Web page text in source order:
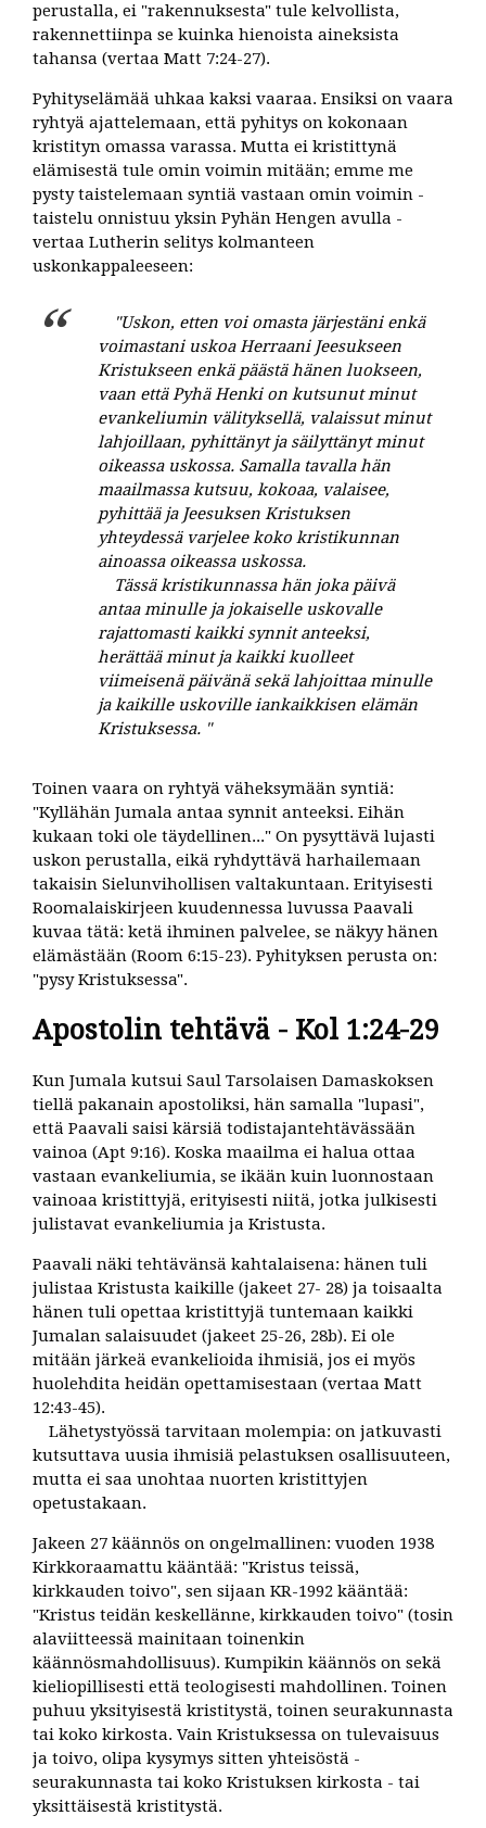
perustalla, ei "rakennuksesta" tule kelvollista,
rakennettiinpa se kuinka hienoista aineksista
tahansa (vertaa Matt 7:24-27).
Pyhityselämää uhkaa kaksi vaaraa. Ensiksi on vaara
ryhtyä ajattelemaan, että pyhitys on kokonaan
kristityn omassa varassa. Mutta ei kristittynä
elämisestä tule omin voimin mitään; emme me
pysty taistelemaan syntiä vastaan omin voimin -
taistelu onnistuu yksin Pyhän Hengen avulla -
vertaa Lutherin selitys kolmanteen
uskonkappaleeseen:
"Uskon, etten voi omasta järjestäni enkä
voimastani uskoa Herraani Jeesukseen
Kristukseen enkä päästä hänen luokseen,
vaan että Pyhä Henki on kutsunut minut
evankeliumin välityksellä, valaissut minut
lahjoillaan, pyhittänyt ja säilyttänyt minut
oikeassa uskossa. Samalla tavalla hän
maailmassa kutsuu, kokoaa, valaisee,
pyhittää ja Jeesuksen Kristuksen
yhteydessä varjelee koko kristikunnan
ainoassa oikeassa uskossa.
Tässä kristikunnassa hän joka päivä
antaa minulle ja jokaiselle uskovalle
rajattomasti kaikki synnit anteeksi,
herättää minut ja kaikki kuolleet
viimeisenä päivänä sekä lahjoittaa minulle
ja kaikille uskoville iankaikkisen elämän
Kristuksessa. "
Toinen vaara on ryhtyä väheksymään syntiä:
"Kyllähän Jumala antaa synnit anteeksi. Eihän
kukaan toki ole täydellinen..." On pysyttävä lujasti
uskon perustalla, eikä ryhdyttävä harhailemaan
takaisin Sielunvihollisen valtakuntaan. Erityisesti
Roomalaiskirjeen kuudennessa luvussa Paavali
kuvaa tätä: ketä ihminen palvelee, se näkyy hänen
elämästään (Room 6:15-23). Pyhityksen perusta on:
"pysy Kristuksessa".
Apostolin tehtävä - Kol 1:24-29
Kun Jumala kutsui Saul Tarsolaisen Damaskoksen
tiellä pakanain apostoliksi, hän samalla "lupasi",
että Paavali saisi kärsiä todistajantehtävässään
vainoa (Apt 9:16). Koska maailma ei halua ottaa
vastaan evankeliumia, se ikään kuin luonnostaan
vainoaa kristittyjä, erityisesti niitä, jotka julkisesti
julistavat evankeliumia ja Kristusta.
Paavali näki tehtävänsä kahtalaisena: hänen tuli
julistaa Kristusta kaikille (jakeet 27- 28) ja toisaalta
hänen tuli opettaa kristittyjä tuntemaan kaikki
Jumalan salaisuudet (jakeet 25-26, 28b). Ei ole
mitään järkeä evankelioida ihmisiä, jos ei myös
huolehdita heidän opettamisestaan (vertaa Matt
12:43-45).
Lähetystyössä tarvitaan molempia: on jatkuvasti
kutsuttava uusia ihmisiä pelastuksen osallisuuteen,
mutta ei saa unohtaa nuorten kristittyjen
opetustakaan.
Jakeen 27 käännös on ongelmallinen: vuoden 1938
Kirkkoraamattu kääntää: "Kristus teissä,
kirkkauden toivo", sen sijaan KR-1992 kääntää:
"Kristus teidän keskellänne, kirkkauden toivo" (tosin
alaviitteessä mainitaan toinenkin
käännösmahdollisuus). Kumpikin käännös on sekä
kieliopillisesti että teologisesti mahdollinen. Toinen
puhuu yksityisestä kristitystä, toinen seurakunnasta
tai koko kirkosta. Vain Kristuksessa on tulevaisuus
ja toivo, olipa kysymys sitten yhteisöstä -
seurakunnasta tai koko Kristuksen kirkosta - tai
yksittäisestä kristitystä.